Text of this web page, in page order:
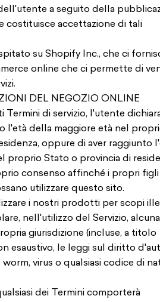
a seguito della
costituisce accettazione di tali
su Shopify Inc., che ci
online che ci permette di
DEL NEGOZIO ONLINE
di servizio, l'utente
l'età della maggiore età nel
oppure di aver raggiunto
proprio Stato o provincia di
consenso affinché i propri figli
utilizzare questo sito.
i nostri prodotti per scopi
nell'utilizzo del Servizio, alcuna
giurisdizione (incluse, a titolo
esaustivo, le leggi sul diritto
virus o qualsiasi codice di
dei Termini comporterà